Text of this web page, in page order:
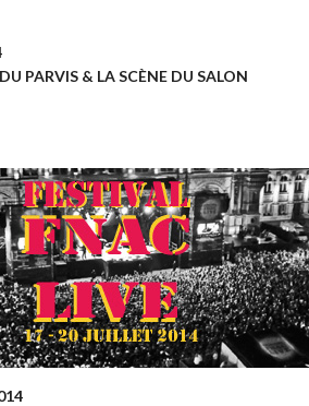
PARVIS & LA SCÈNE DU SALON